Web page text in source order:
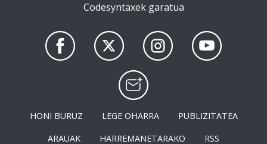
Codesyntaxek garatua
HONI BURUZ LEGE OHARRA
PUBLIZITATEA
ARAUAK
HARREMANETARAKO RSS